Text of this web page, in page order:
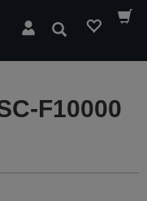
Zoeken
F10000